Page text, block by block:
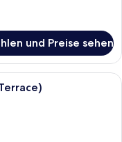
und Preise sehen
die Küste mit einem